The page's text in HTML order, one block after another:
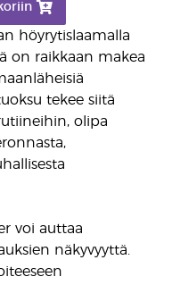
höyrytislaamalla
on raikkaan makea
tekee siitä
olipa
voi auttaa
näkyvyyttä.